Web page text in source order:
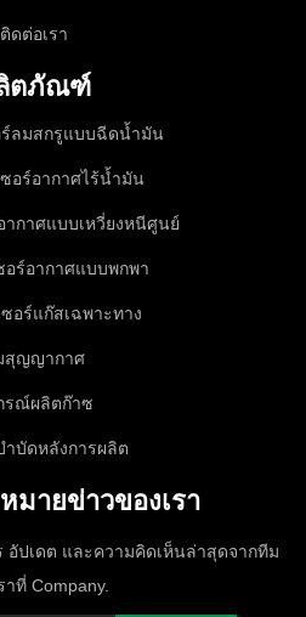
ติดต่อเรา
ตภัณฑ์
ร์ลมสกรูแบบฉีดน้ำมัน
ซอร์อากาศไร้น้ำมัน
ากาศแบบเหวี่ยงหนีศูนย์
อร์อากาศแบบพกพา
ซอร์แก๊สเฉพาะทาง
สุญญากาศ
รณ์ผลิตก๊าซ
บัดหลังการผลิต
มายข่าวของเรา
อัปเดต และความคิดเห็นล่าสุดจากทีม
าที่ Company.